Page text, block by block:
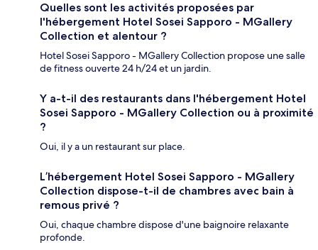
Quelles sont les activités proposées par
l'hébergement Hotel Sosei Sapporo - MGallery
Collection et alentour ?
Hotel Sosei Sapporo - MGallery Collection propose une salle
de fitness ouverte 24 h/24 et un jardin.
Y a-t-il des restaurants dans l'hébergement Hotel
Sosei Sapporo - MGallery Collection ou à proximité
?
Oui, il y a un restaurant sur place.
L’hébergement Hotel Sosei Sapporo - MGallery
Collection dispose-t-il de chambres avec bain à
remous privé ?
Oui, chaque chambre dispose d'une baignoire relaxante
profonde.